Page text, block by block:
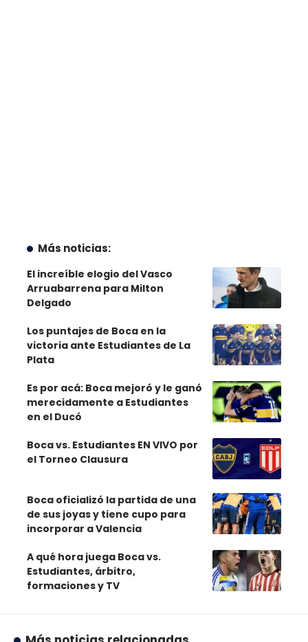
Más noticias:
El increíble elogio del Vasco
Arruabarrena para Milton
Delgado
Los puntajes de Boca en la
victoria ante Estudiantes de La
Plata
Es por acá: Boca mejoró y le ganó
merecidamente a Estudiantes
en el Ducó
Boca vs. Estudiantes EN VIVO por
el Torneo Clausura
Boca oficializó la partida de una
de sus joyas y tiene cupo para
incorporar a Valencia
A qué hora juega Boca vs.
Estudiantes, árbitro,
formaciones y TV